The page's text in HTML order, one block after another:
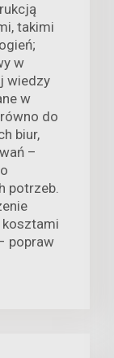
takimi
w
wiedzy
w
do
biur,
–
potrzeb.
kosztami
popraw